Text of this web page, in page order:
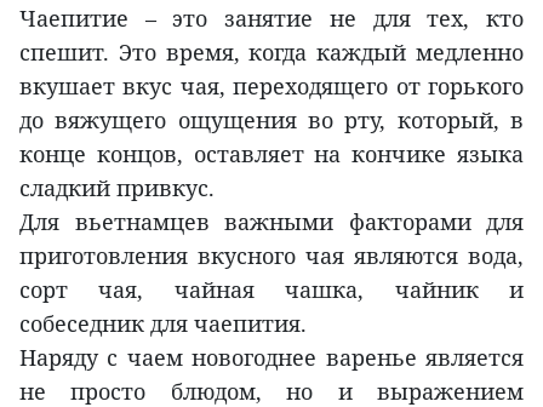
Чаепитие – это занятие не для тех, кто
спешит. Это время, когда каждый медленно
вкушает вкус чая, переходящего от горького
до вяжущего ощущения во рту, который, в
конце концов, оставляет на кончике языка
сладкий привкус.
Для вьетнамцев важными факторами для
приготовления вкусного чая являются вода,
сорт чая, чайная чашка, чайник и
собеседник для чаепития.
Наряду с чаем новогоднее варенье является
не просто блюдом, но и выражением